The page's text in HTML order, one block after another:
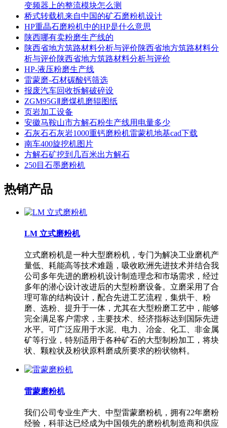
变频器上的整流模块怎么测
桥式转载机来自中国的矿石磨粉机设计
HP重晶石磨粉机中的HP是什么意思
陕西哪有卖粉磨生产线的
陕西省地方筑路材料分析与评价陕西省地方筑路材料分
析与评价陕西省地方筑路材料分析与评价
HP-液压粉磨生产线
雷蒙磨-石材碳酸钙筛选
报废汽车回收拆解破碎设
ZGM95GⅡ磨煤机磨辊图纸
页岩加工设备
安徽马鞍山市方解石粉生产线用电量多少
石灰石石灰岩1000重钙磨粉机雷蒙机地基cad下载
南车400旋挖机图片
方解石矿挖到几百米出方解石
250目石墨磨粉机
热销产品
LM 立式磨粉机
立式磨粉机是一种大型磨粉机，专门为解决工业磨机产
量低、耗能高等技术难题，吸收欧洲先进技术并结合我
公司多年先进的磨粉机设计制造理念和市场需求，经过
多年的潜心设计改进后的大型粉磨设备。立磨采用了合
理可靠的结构设计，配合先进工艺流程，集烘干、粉
磨、选粉、提升于一体，尤其在大型粉磨工艺中，能够
完全满足客户需求，主要技术、经济指标达到国际先进
水平。可广泛应用于水泥、电力、冶金、化工、非金属
矿等行业，特别适用于各种矿石的大型制粉加工，将块
状、颗粒状及粉状原料磨成所要求的粉状物料。
雷蒙磨粉机
我们公司专业生产大、中型雷蒙磨粉机，拥有22年磨粉
经验，科菲达已经成为中国领先的磨粉机制造商和供应